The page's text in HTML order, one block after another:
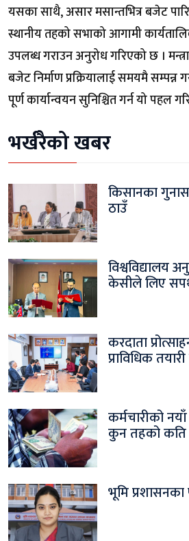
यसका साथै, असार मसान्तभित्र बजेट
स्थानीय तहको सभाको आगामी
उपलब्ध गराउन अनुरोध गरिएको छ ।
बजेट निर्माण प्रक्रियालाई समयमै सम्पन्न
पूर्ण कार्यान्वयन सुनिश्चित गर्न यो पहल
भर्खरैको खबर
किसानका
ठाउँ
विश्वविद्यालय
केसीले लिए
करदाता
प्राविधिक
कर्मचारीको
कुन तहको कति
भूमि